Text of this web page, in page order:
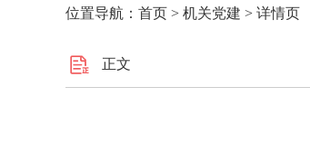
位置导航：首页 > 机关党建 > 详情页
正文